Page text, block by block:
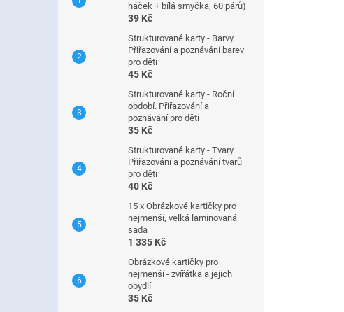
háček + bílá smyčka, 60 párů)
39 Kč
Strukturované karty - Barvy.
Přiřazování a poznávání barev
pro děti
45 Kč
Strukturované karty - Roční
období. Přiřazování a
poznávání pro děti
35 Kč
Strukturované karty - Tvary.
Přiřazování a poznávání tvarů
pro děti
40 Kč
15 x Obrázkové kartičky pro
nejmenší, velká laminovaná
sada
1 335 Kč
Obrázkové kartičky pro
nejmenší - zvířátka a jejich
obydlí
35 Kč